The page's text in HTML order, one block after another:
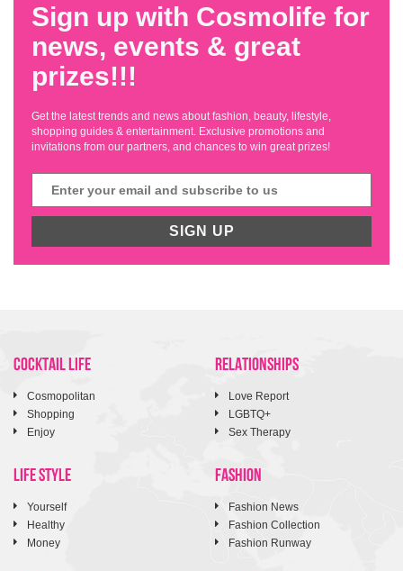
Sign up with Cosmolife for
news, events & great
prizes!!!
Get the latest trends and news about fashion, beauty, lifestyle,
shopping guides & entertainment. Exclusive promotions and
invitations from our partners, and chances to win great prizes!
SIGN UP
COCKTAIL LIFE
Cosmopolitan
Shopping
Enjoy
RELATIONSHIPS
Love Report
LGBTQ+
Sex Therapy
LIFE STYLE
Yourself
Healthy
Money
FASHION
Fashion News
Fashion Collection
Fashion Runway